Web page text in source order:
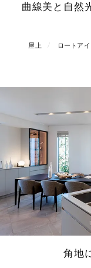
曲線美と自然
屋上 ロートア
角地